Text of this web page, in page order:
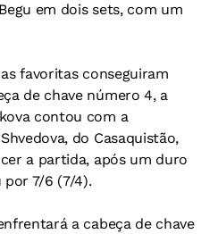
em dois sets, com um
favoritas conseguiram
de chave número 4, a
contou com a
do Casaquistão,
a partida, após um duro
por 7/6 (7/4).
a cabeça de chave